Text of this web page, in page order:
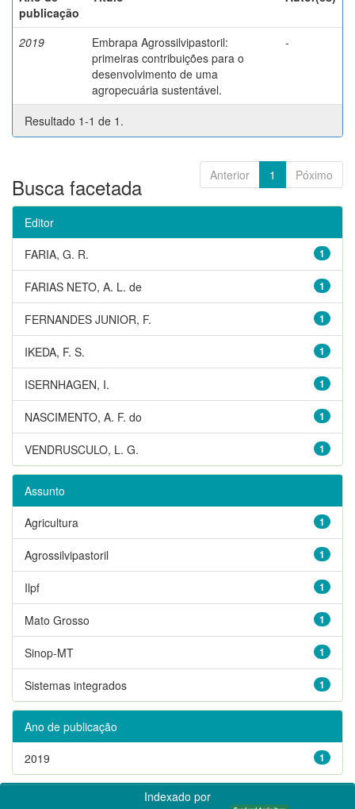
publicação
2019
Embrapa Agrossilvipastoril:
primeiras contribuições para o
desenvolvimento de uma
agropecuária sustentável.
-
Resultado 1-1 de 1.
Anterior 1 Póximo
Busca facetada
Editor
1
FARIA, G. R.
1
FARIAS NETO, A. L. de
1
FERNANDES JUNIOR, F.
1
IKEDA, F. S.
1
ISERNHAGEN, I.
1
NASCIMENTO, A. F. do
1
VENDRUSCULO, L. G.
Assunto
1
Agricultura
1
Agrossilvipastoril
1
Ilpf
1
Mato Grosso
1
Sinop-MT
1
Sistemas integrados
Ano de publicação
1
2019
Indexado por